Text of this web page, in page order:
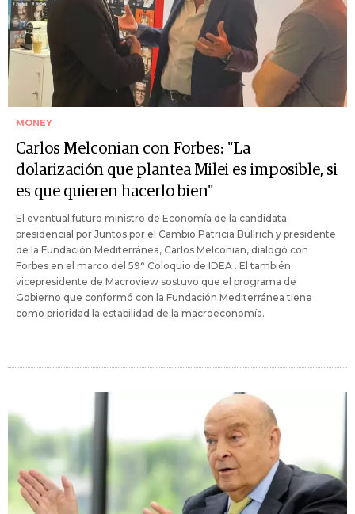
MONEY
Carlos Melconian con Forbes: "La
dolarización que plantea Milei es imposible, si
es que quieren hacerlo bien"
El eventual futuro ministro de Economía de la candidata
presidencial por Juntos por el Cambio Patricia Bullrich y presidente
de la Fundación Mediterránea, Carlos Melconian, dialogó con
Forbes en el marco del 59° Coloquio de IDEA . El también
vicepresidente de Macroview sostuvo que el programa de
Gobierno que conformó con la Fundación Mediterránea tiene
como prioridad la estabilidad de la macroeconomía.